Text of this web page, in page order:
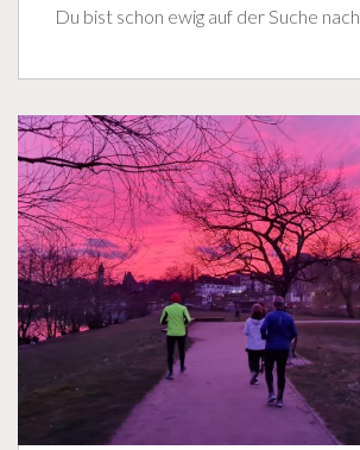
Du bist schon ewig auf der Suche nach